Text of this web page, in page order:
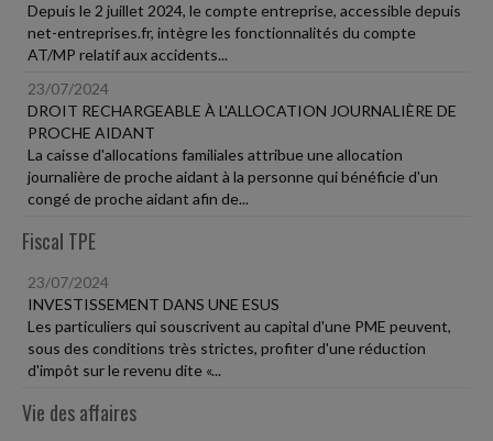
Depuis le 2 juillet 2024, le compte entreprise, accessible depuis
net-entreprises.fr, intègre les fonctionnalités du compte
AT/MP relatif aux accidents...
23/07/2024
DROIT RECHARGEABLE À L'ALLOCATION JOURNALIÈRE DE
PROCHE AIDANT
La caisse d'allocations familiales attribue une allocation
journalière de proche aidant à la personne qui bénéficie d'un
congé de proche aidant afin de...
Fiscal TPE
23/07/2024
INVESTISSEMENT DANS UNE ESUS
Les particuliers qui souscrivent au capital d'une PME peuvent,
sous des conditions très strictes, profiter d'une réduction
d'impôt sur le revenu dite «...
Vie des affaires